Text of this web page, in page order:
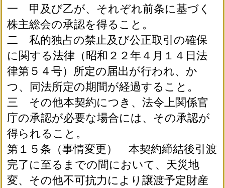
一 甲及び乙が、それぞれ前条に基づく
株主総会の承認を得ること。
二 私的独占の禁止及び公正取引の確保
に関する法律（昭和２２年４月１４日法
律第５４号）所定の届出が行われ、か
つ、同法所定の期間が経過すること。
三 その他本契約につき、法令上関係官
庁の承認が必要な場合には、その承認が
得られること。
第１５条（事情変更） 本契約締結後引渡
完了に至るまでの間において、天災地
変、その他不可抗力により譲渡予定財産